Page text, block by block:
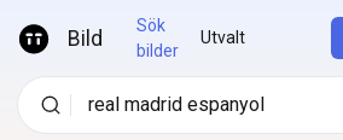
Bild
Sök
bilder
Utvalt